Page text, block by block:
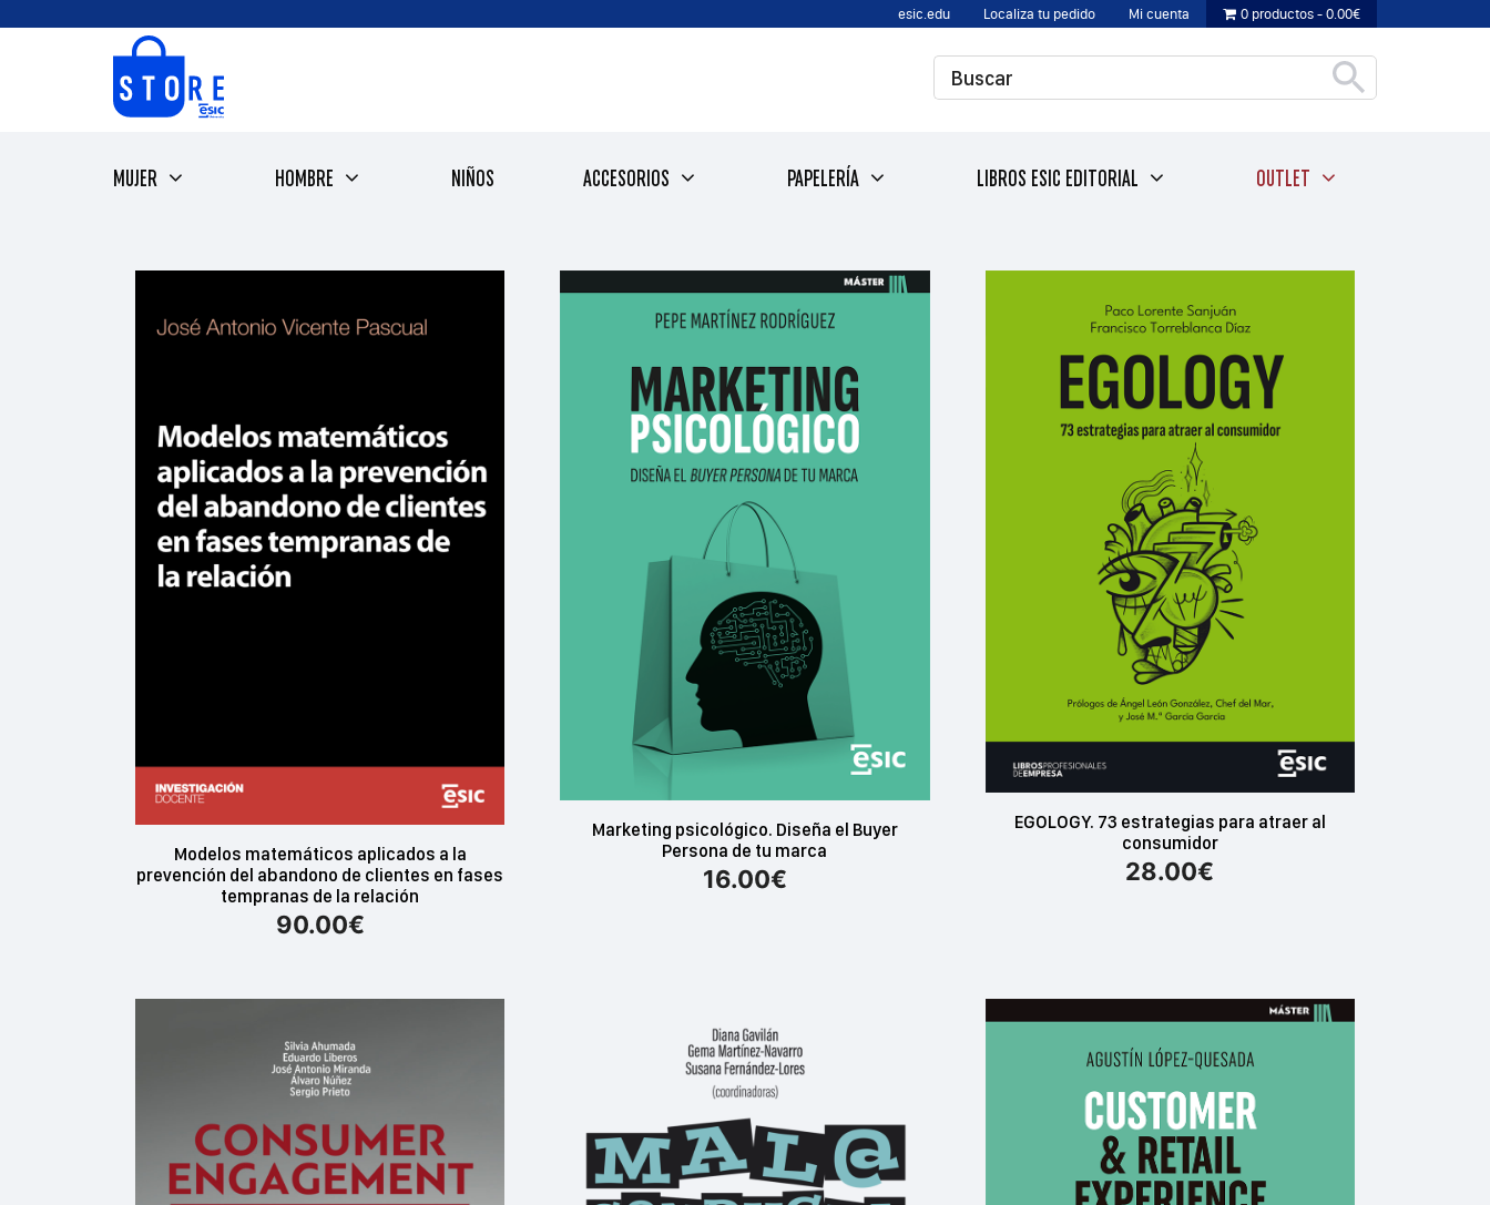
esic.edu Localiza tu pedido Mi cuenta 0 productos 0.00€
MUJER HOMBRE NIÑOS ACCESORIOS PAPELERÍA LIBROS ESIC EDITORIAL OUTLET
Modelos matemáticos aplicados a la
prevención del abandono de clientes en fases
tempranas de la relación
90.00€
Marketing psicológico. Diseña el Buyer
Persona de tu marca
16.00€
EGOLOGY. 73 estrategias para atraer al
consumidor
28.00€